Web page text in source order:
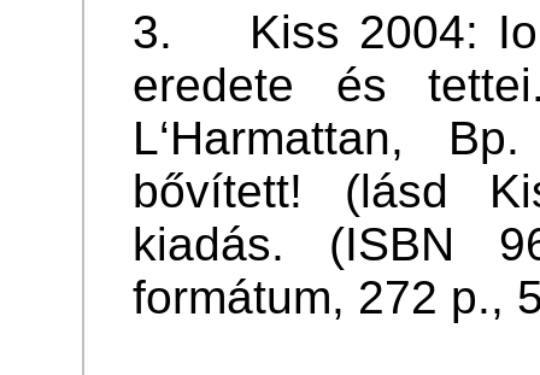
3. Kiss 2004:
eredete és
L‘Harmattan,
bővített! (lásd
kiadás. (ISBN
formátum, 272 p.,